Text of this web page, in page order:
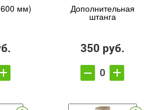
мм) Дополнительная
штанга
350 руб.